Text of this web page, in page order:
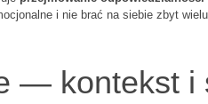
i nie brać na siebie zbyt
— kontekst i